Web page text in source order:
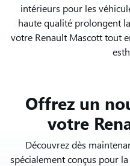
intérieurs pour les
haute qualité prolongent
votre Renault Mascott tout
Offrez un
votre
Découvrez dès
spécialement conçus pour